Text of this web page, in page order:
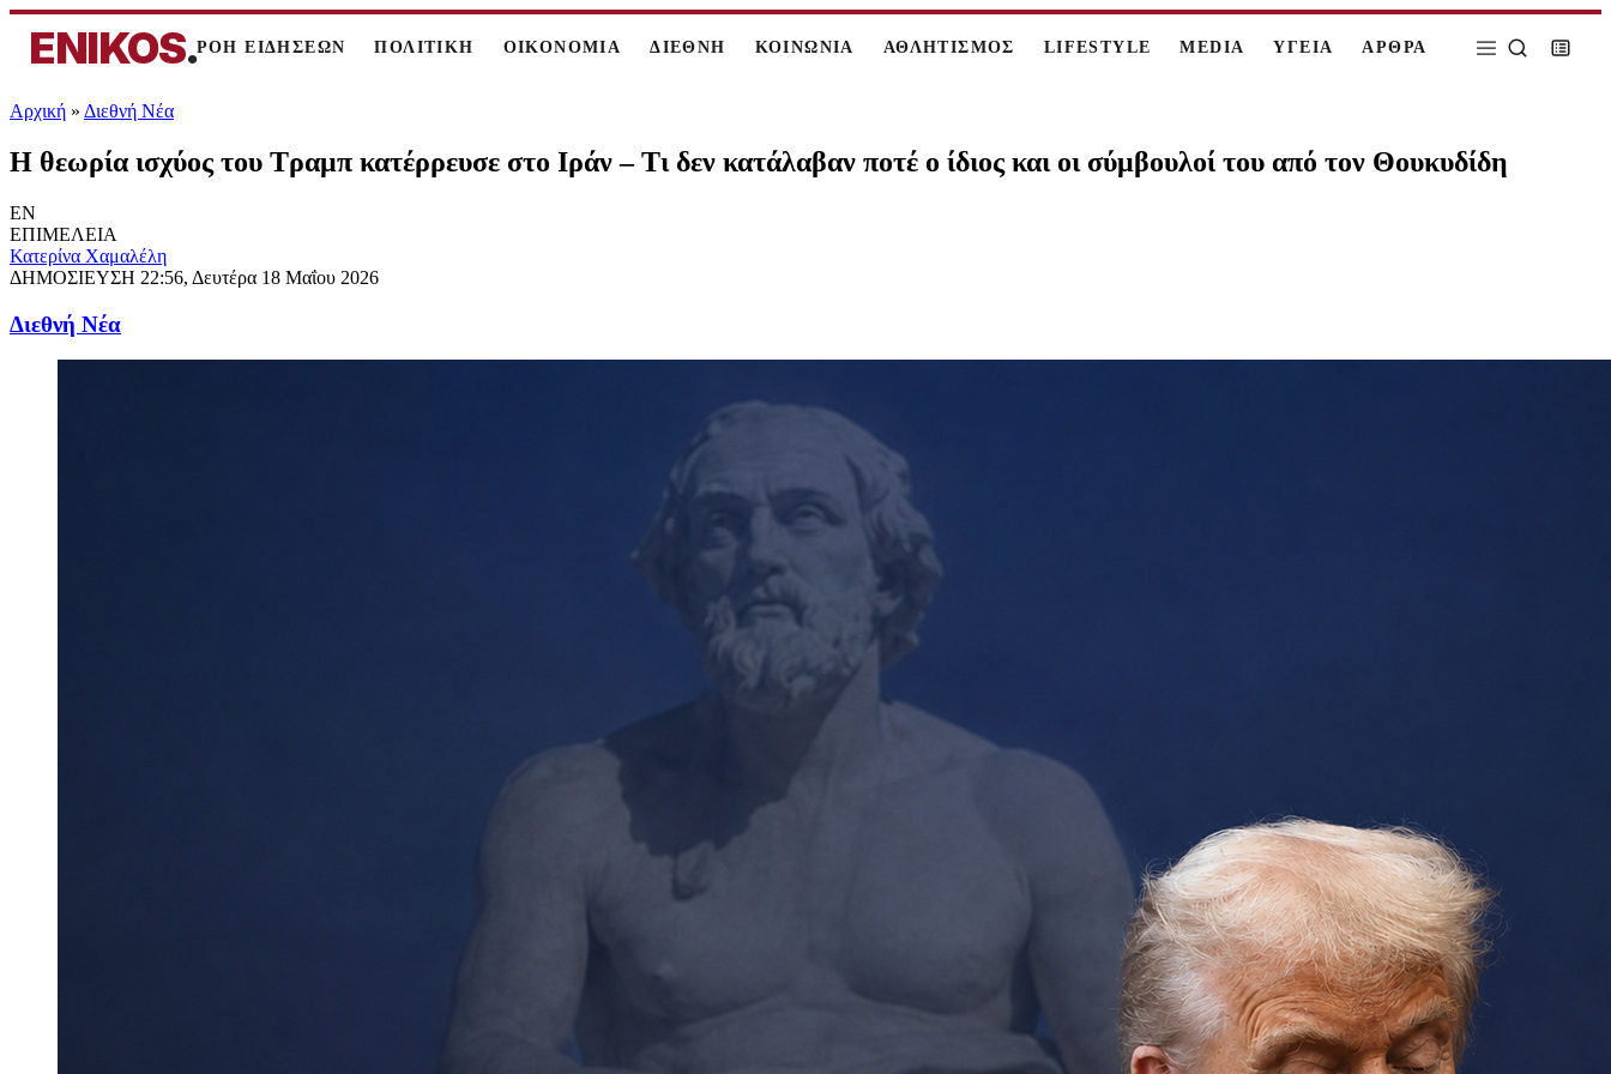
ENIKOS.ΡΟΗ ΕΙΔΗΣΕΩΝ ΠΟΛΙΤΙΚΗ ΟΙΚΟΝΟΜΙΑ ΔΙΕΘΝΗ ΚΟΙΝΩΝΙΑ ΑΘΛΗΤΙΣΜΟΣ LIFESTYLE MEDIA ΥΓΕΙΑ ΑΡΘΡΑ
Αρχική » Διεθνή Νέα
Η θεωρία ισχύος του Τραμπ κατέρρευσε στο Ιράν – Τι δεν κατάλαβαν ποτέ ο ίδιος και οι σύμβουλοί του από τον Θουκυδίδη
EN
ΕΠΙΜΕΛΕΙΑ
Κατερίνα Χαμαλέλη
ΔΗΜΟΣΙΕΥΣΗ 22:56, Δευτέρα 18 Μαΐου 2026
Διεθνή Νέα